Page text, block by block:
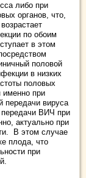
либо при
органов, что,
по обоим
в этом
половой
в низких
половых
именно при
передачи вируса
передачи ВИЧ при
актуально при
В этом случае
плода, что
при